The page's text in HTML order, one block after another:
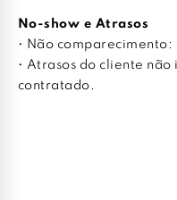
No-show e Atrasos
• Não
• Atrasos do cliente
contratado.